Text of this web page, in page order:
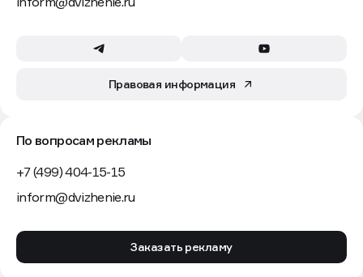
удобные инструменты подбора объектов
коммуникации с застройщиком.
открыты к сервисам, которые можно адаптировать
самостоятельная регистрация партнеров;
квартир и ценах;
проверка уникальности клиента и его фиксация;